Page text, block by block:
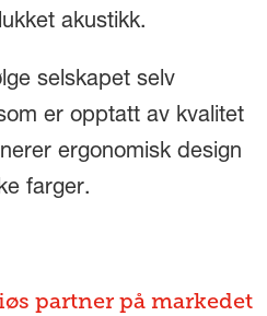
akustikk.
selskapet selv
er opptatt av kvalitet
ergonomisk design
farger.
partner på markedet